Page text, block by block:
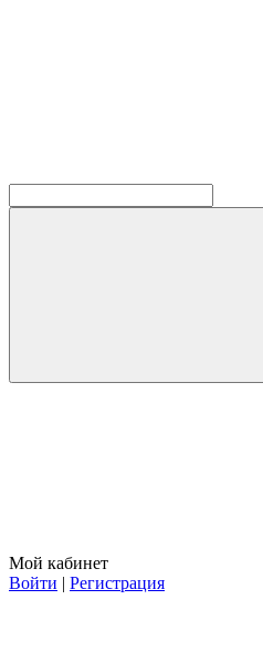
Мой кабинет
Войти | Регистрация